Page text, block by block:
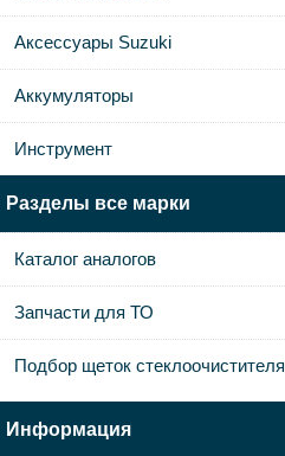
Аксессуары Suzuki
Аккумуляторы
Инструмент
Разделы все марки
Каталог аналогов
Запчасти для ТО
Подбор щеток стеклоочистителя
Информация